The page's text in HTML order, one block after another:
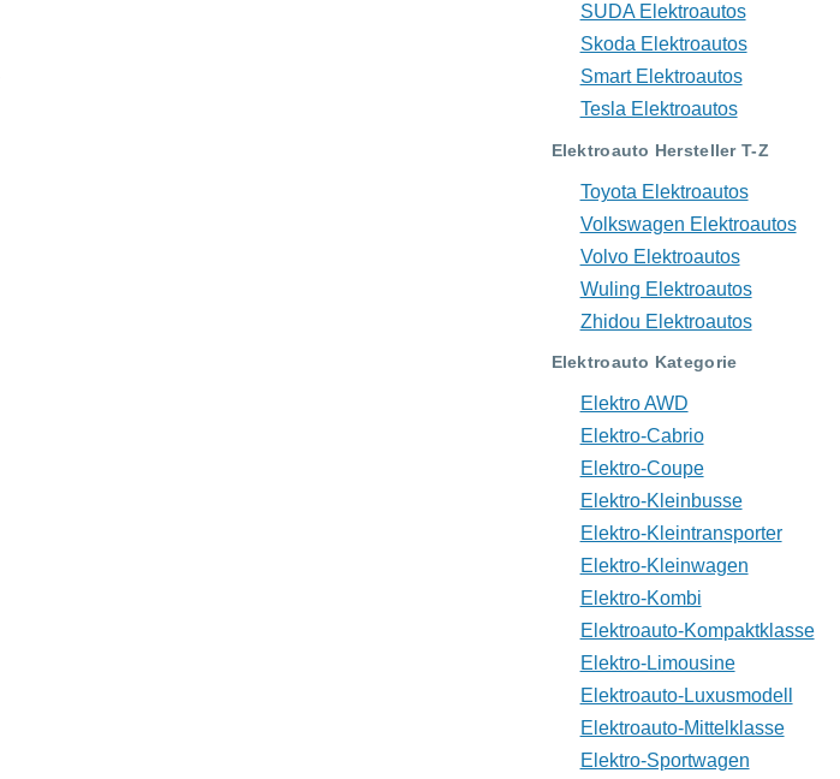
SUDA Elektroautos
Skoda Elektroautos
Smart Elektroautos
Tesla Elektroautos
Elektroauto Hersteller T-Z
Toyota Elektroautos
Volkswagen Elektroautos
Volvo Elektroautos
Wuling Elektroautos
Zhidou Elektroautos
Elektroauto Kategorie
Elektro AWD
Elektro-Cabrio
Elektro-Coupe
Elektro-Kleinbusse
Elektro-Kleintransporter
Elektro-Kleinwagen
Elektro-Kombi
Elektroauto-Kompaktklasse
Elektro-Limousine
Elektroauto-Luxusmodell
Elektroauto-Mittelklasse
Elektro-Sportwagen